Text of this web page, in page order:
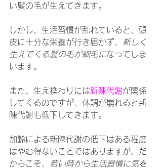
い髪の毛が生えてきます。
しかし、生活習慣が乱れていると、頭
皮に十分な栄養が行き届かず、
新しく
生えてくる髪の毛が細毛になってしま
います。
また、生え換わりには新陳代謝が関係
してくるのですが、体調が崩れると新
陳代謝も低下してきます。
加齢による新陳代謝の低下はある程度
はやむ得ないことではありますが、だ
からこそ、 若い時から生活習慣に気を